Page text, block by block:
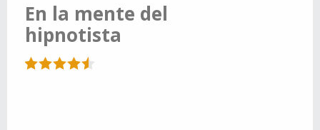
En la mente del
hipnotista